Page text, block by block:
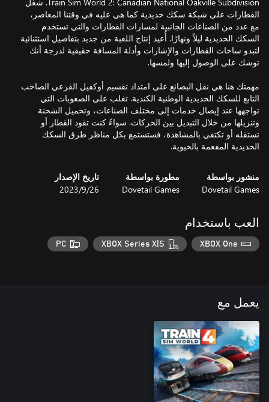
القطارات على شبكة سكك حديدية كما هي عليه في وقتنا المعاصر،
مع عدد من الصناعات الجانبية لمسارات القطارات والتي تستخدم
السكك الحديدية ليلاً ونهارًا. أُعيد إنتاج اللعبة من جديد بتفاصيل استثنائية
لتبدو ساحات القطارات والإشارات وأدلة المسافة حقيقية لدرجة أنك
مهمتك هنا هي نقل البضائع على امتداد تقسيم أوكفيل الفرعي الصاخب
التابع للسكك الحديدية الوطنية الكندية. تغلب على الصعوبات التي
تواجهها عند إيصال خدمات إلى مختلف الصناعات، وتحميل الشحنة
وتنزيلها من خلال التبديل بين الحركات. سواءً كنت تقود القطار أو
تستقله أو تكتفي بالمشاهدة، فستستمع بكل مناظر طرق السكك
الحديدية المفعمة بالحيوية.
منشور بواسطة
Dovetail Games
مطورة بواسطة
Dovetail Games
تاريخ الإصدار
26‏/9‏/2023
العب باستخدام
XBOX One
XBOX Series X|S
PC
يعمل مع